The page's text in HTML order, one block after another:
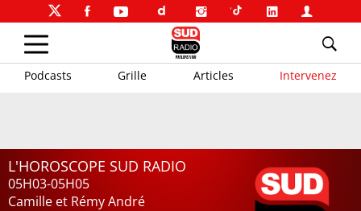
Podcasts Grille Articles Intervenez
L'HOROSCOPE SUD RADIO
05H03-05H05
Camille et Rémy André